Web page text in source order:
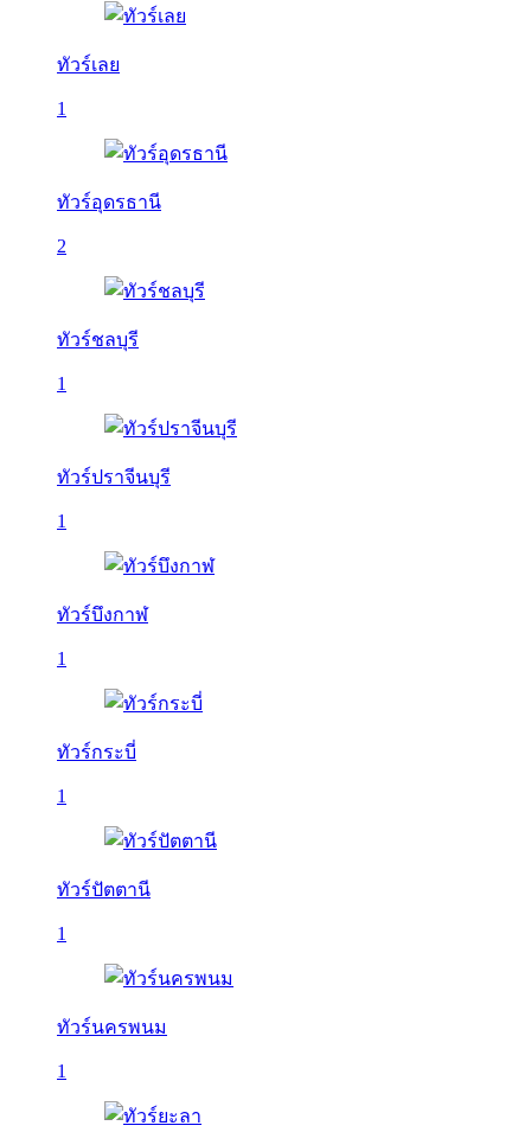
ทัวร์เลย
1
ทัวร์อุดรธานี
2
ทัวร์ชลบุรี
1
ทัวร์ปราจีนบุรี
1
ทัวร์บึงกาฬ
1
ทัวร์กระบี่
1
ทัวร์ปัตตานี
1
ทัวร์นครพนม
1